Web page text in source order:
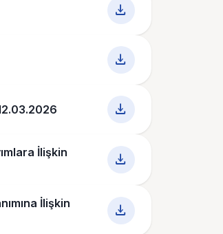
download
download
download
İlişkin
download
İlişkin
download